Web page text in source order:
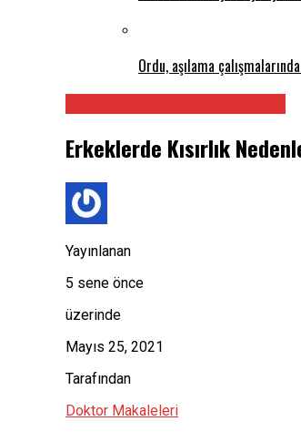
Ordu, aşılama
Erkeklerde Kısırlık
Yayınlanan
5 sene önce
üzerinde
Mayıs 25, 2021
Tarafından
Doktor Makaleleri